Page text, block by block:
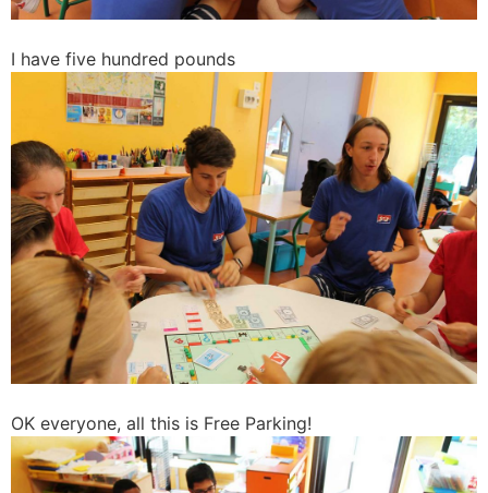
I have five hundred pounds
OK everyone, all this is Free Parking!